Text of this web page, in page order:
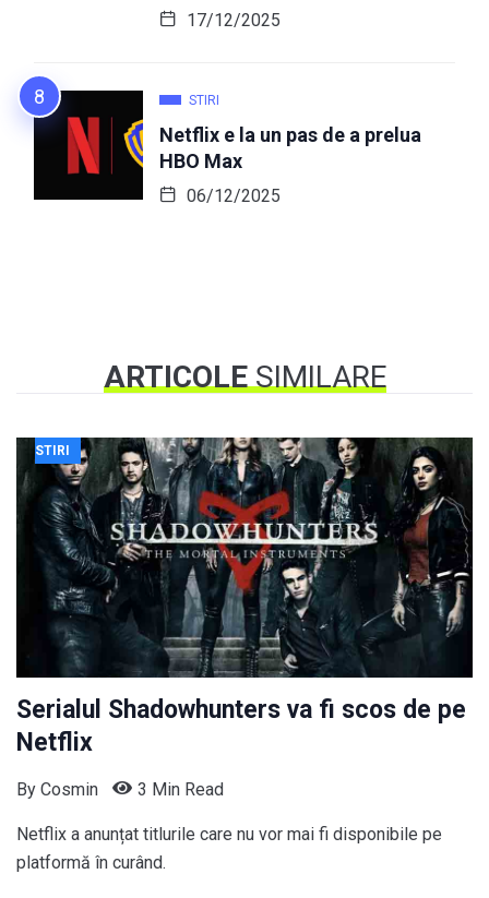
17/12/2025
STIRI
Netflix e la un pas de a prelua
HBO Max
06/12/2025
ARTICOLESIMILARE
STIRI
Serialul Shadowhunters va fi scos de pe
Netflix
By Cosmin 3 Min Read
Netflix a anunțat titlurile care nu vor mai fi disponibile pe
platformă în curând.